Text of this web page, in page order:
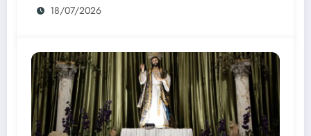
18/07/2026